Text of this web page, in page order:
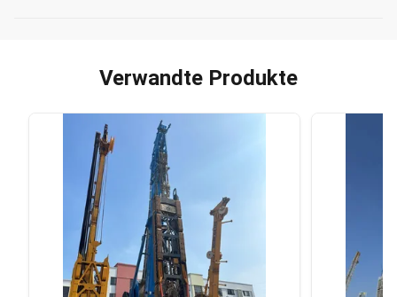
Verwandte Produkte